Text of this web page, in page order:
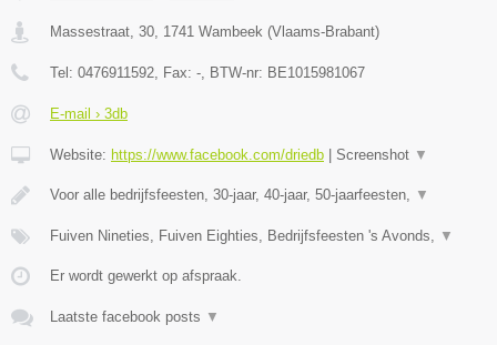
Massestraat, 30 1741 Wambeek (Vlaams-Brabant)
Tel: 0476911592 , Fax: - , BTW-nr: BE1015981067
E-mail › 3db
Website: https://www.facebook.com/driedb Screenshot ▼
Voor alle bedrijfsfeesten, 30-jaar, 40-jaar, 50-jaarfeesten, ▼
Fuiven Nineties, Fuiven Eighties, Bedrijfsfeesten 's Avonds, ▼
Er wordt gewerkt op afspraak.
Laatste facebook posts ▼